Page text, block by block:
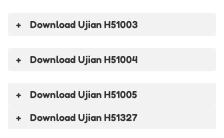
Download Ujian H51003
Download Ujian H51004
Download Ujian H51005
Download Ujian H51327